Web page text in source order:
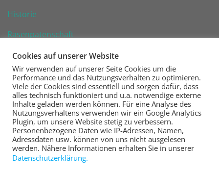
Historie
Rasenpatenschaft
VfR Wiesbaden 1926 e. V.
Fußball | Handball | Tennis | Kegeln | Tischtennis
Steinberger Straße 16
65187 Wiesbaden
Cookies auf unserer Website
Wir verwenden auf unserer Seite Cookies um die
Performance und das Nutzungsverhalten zu optimieren.
Viele der Cookies sind essentiell und sorgen dafür, dass
alles technisch funktioniert und u.a. notwendige externe
Inhalte geladen werden können. Für eine Analyse des
Nutzungsverhaltens verwenden wir ein Google Analytics
Plugin, um unsere Website stetig zu verbessern.
Personenbezogene Daten wie IP-Adressen, Namen,
Adressdaten usw. können von uns nicht ausgelesen
werden. Nähere Informationen erhalten Sie in unserer
Datenschutzerklärung.